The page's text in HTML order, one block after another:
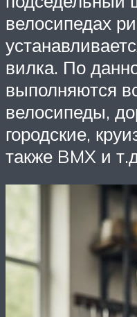
велосипедах
вилка. По
выполняются
велосипеды,
городские,
также BMX и